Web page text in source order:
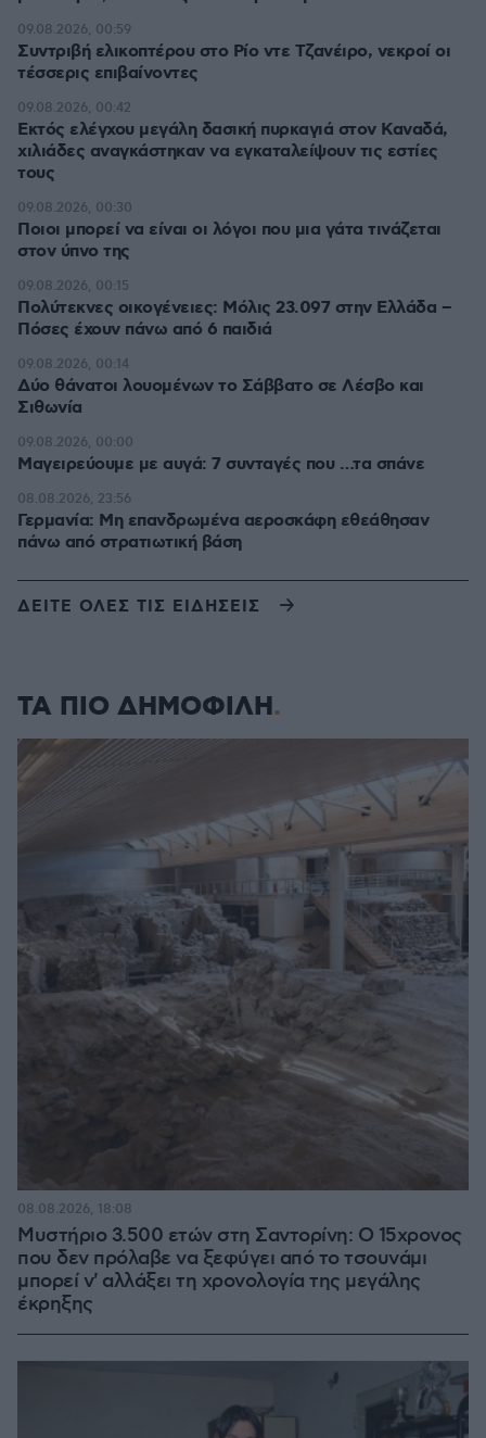
Συντριβή ελικοπτέρου στο Ρίο ντε Τζανέιρο, νεκροί οι
τέσσερις επιβαίνοντες
09.08.2026, 00:59
Εκτός ελέγχου μεγάλη δασική πυρκαγιά στον Καναδά,
χιλιάδες αναγκάστηκαν να εγκαταλείψουν τις εστίες
τους
09.08.2026, 00:42
Ποιοι μπορεί να είναι οι λόγοι που μια γάτα τινάζεται
στον ύπνο της
09.08.2026, 00:30
Πολύτεκνες οικογένειες: Μόλις 23.097 στην Ελλάδα –
Πόσες έχουν πάνω από 6 παιδιά
09.08.2026, 00:15
Δύο θάνατοι λουομένων το Σάββατο σε Λέσβο και
Σιθωνία
09.08.2026, 00:14
Μαγειρεύουμε με αυγά: 7 συνταγές που …τα σπάνε
09.08.2026, 00:00
Γερμανία: Μη επανδρωμένα αεροσκάφη εθεάθησαν
πάνω από στρατιωτική βάση
08.08.2026, 23:56
ΔΕΙΤΕ ΟΛΕΣ ΤΙΣ ΕΙΔΗΣΕΙΣ
ΤΑ ΠΙΟ ΔΗΜΟΦΙΛΗ
Μυστήριο 3.500 ετών στη Σαντορίνη: Ο 15χρονος
που δεν πρόλαβε να ξεφύγει από το τσουνάμι
μπορεί ν' αλλάξει τη χρονολογία της μεγάλης
έκρηξης
08.08.2026, 18:08